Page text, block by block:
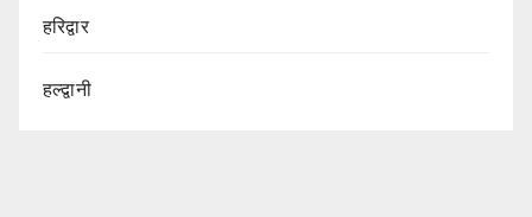
हरिद्वार
हल्द्वानी